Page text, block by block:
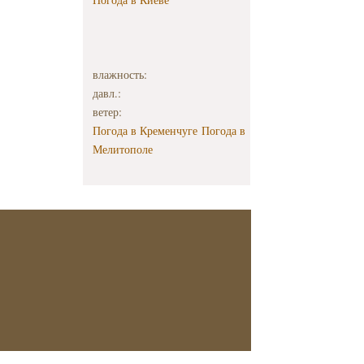
влажность:
давл.:
ветер:
Погода в Кременчуге Погода в
Мелитополе